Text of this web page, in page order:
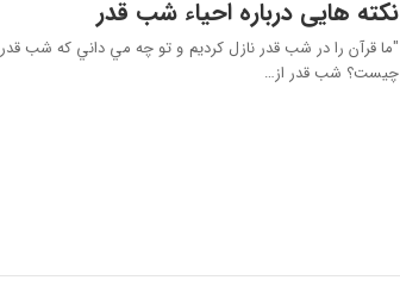
نکته هایی درباره احیاء شب قدر
"ما قرآن را در شب قدر نازل كرديم و تو چه مي داني كه شب قدر
چيست؟ شب قدر از…